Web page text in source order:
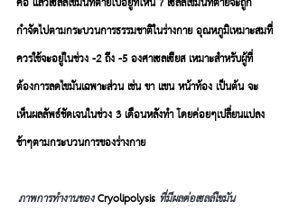
กำจัดไปตามกระบวนการธรรมชาติในร่างกาย อุณหภูมิเหมาะสมที่
ควรใช้จะอยู่ในช่วง -2 ถึง -5 องศาเซลเซียส เหมาะสำหรับผู้ที่
ต้องการลดไขมันเฉพาะส่วน เช่น ขา แขน หน้าท้อง เป็นต้น จะ
เห็นผลลัพธ์ชัดเจนในช่วง 3 เดือนหลังทำ โดยค่อยๆเปลี่ยนแปลง
ช้าๆตามกระบวนการของร่างกาย
ภาพการทำงานของ Cryolipolysis ที่มีผลต่อเซลล์ไขมัน